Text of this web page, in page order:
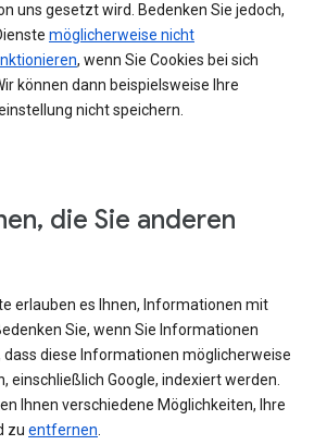
uns gesetzt wird. Bedenken Sie jedoch,
möglicherweise nicht
, wenn Sie Cookies bei sich
können dann beispielsweise Ihre
nicht speichern.
die Sie anderen
erlauben es Ihnen, Informationen mit
Sie, wenn Sie Informationen
diese Informationen möglicherweise
einschließlich Google, indexiert werden.
Ihnen verschiedene Möglichkeiten, Ihre
zu entfernen.